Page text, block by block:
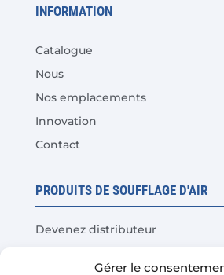
Gérer le
INFORMATION
Catalogue
Nous
Nos emplacements
Innovation
Contact
PRODUITS DE SOUFFLAGE D'AIR
Devenez distributeur